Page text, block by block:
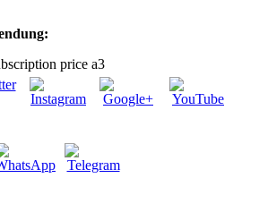
price a3